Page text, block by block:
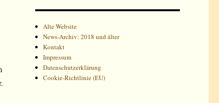
Alte Website
News-Archiv: 2018 und älter
Kontakt
Impressum
Datenschutzerklärung
Cookie-Richtlinie (EU)